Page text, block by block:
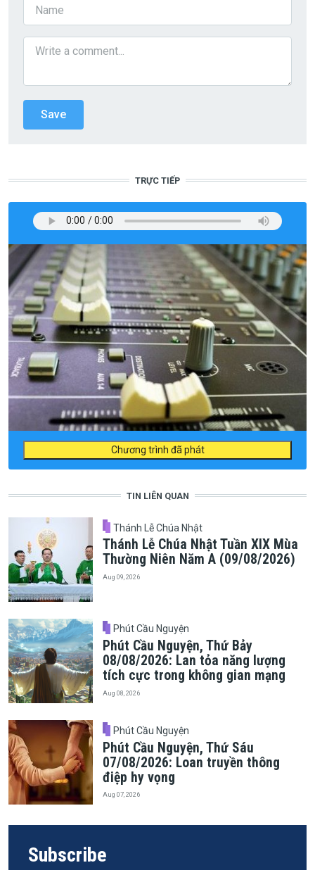
TRỰC TIẾP
Chương trình đã phát
TIN LIÊN QUAN
Thánh Lễ Chúa Nhật
Thánh Lễ Chúa Nhật Tuần XIX Mùa
Thường Niên Năm A (09/08/2026)
Aug 09, 2026
Phút Cầu Nguyện
Phút Cầu Nguyện, Thứ Bảy
08/08/2026: Lan tỏa năng lượng
tích cực trong không gian mạng
Aug 08, 2026
Phút Cầu Nguyện
Phút Cầu Nguyện, Thứ Sáu
07/08/2026: Loan truyền thông
điệp hy vọng
Aug 07, 2026
Subscribe